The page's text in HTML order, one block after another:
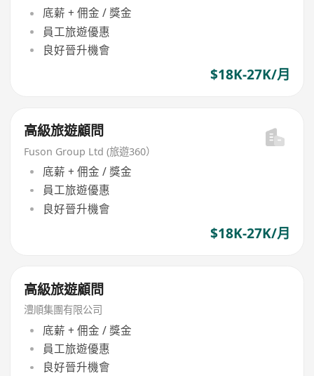
底薪 + 佣金 / 獎金
員工旅遊優惠
良好晉升機會
$18K-27K/月
高級旅遊顧問
Fuson Group Ltd (旅遊360）
底薪 + 佣金 / 獎金
員工旅遊優惠
良好晉升機會
$18K-27K/月
高級旅遊顧問
澧順集團有限公司
底薪 + 佣金 / 獎金
員工旅遊優惠
良好晉升機會